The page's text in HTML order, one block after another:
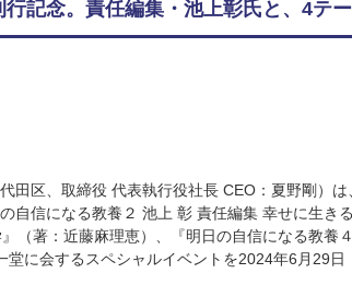
行記念。責任編集・池上彰氏と、4テ
田区、取締役 代表執行役社長 CEO：夏野剛）
自信になる教養２ 池上 彰 責任編集 幸せに生き
（著：近藤麻理恵）、『明日の自信になる教養
に会するスペシャルイベントを2024年6月29日